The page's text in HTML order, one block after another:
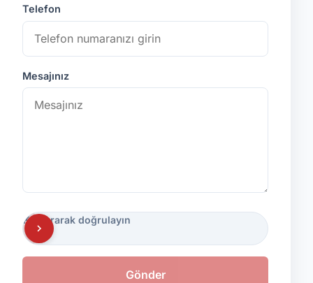
Telefon
Mesajınız
Kaydırarak doğrulayın
Gönder